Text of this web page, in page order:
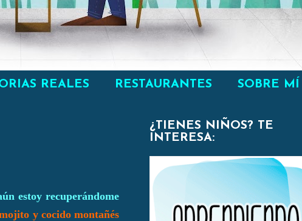
REALES RESTAURANTES SOBRE MÍ
estoy recuperándome
y cocido montañés
¿TIENES NIÑOS? TE
INTERESA: